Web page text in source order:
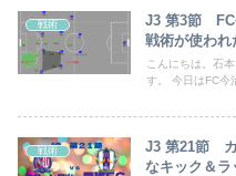
戦術
J3 第3節 FC
戦術が使われ
こんにちは。石
す。 今日はFC今
戦術
J3 第21節
なキック＆ラ